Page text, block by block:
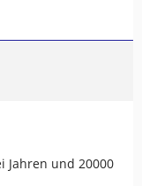
Jahren und 20000